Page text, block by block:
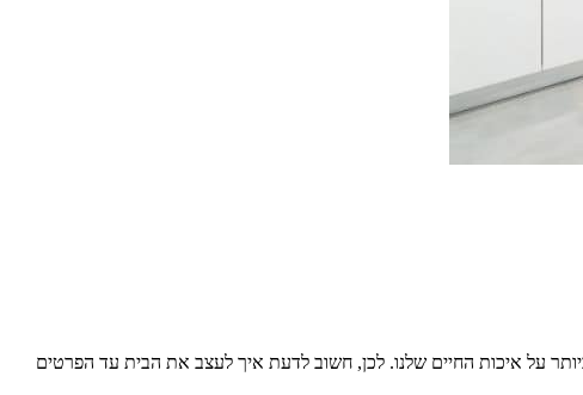
על איכות החיים שלנו. לכן, חשוב לדעת איך לעצב את הבית עד הפרטים